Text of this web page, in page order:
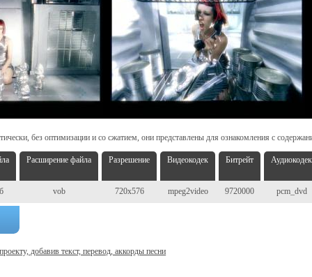
без оптимизации и со сжатием, они представлены для ознакомления с
Расширение файла Разрешение Видеокодек Битрейт Аудиокодек
vob 720x576 mpeg2video 9720000 pcm_dvd
добавив текст, перевод, аккорды песни